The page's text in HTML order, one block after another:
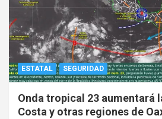
ESTATAL SEGURIDAD
Onda tropical 23 aumentará
Costa y otras regiones de